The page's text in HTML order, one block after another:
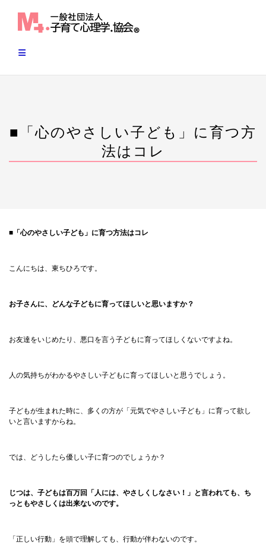
■「心のやさしい子ども」に育つ方
法はコレ
■「心のやさしい子ども」に育つ方法はコレ
こんにちは、東ちひろです。
お子さんに、どんな子どもに育ってほしいと思いますか？
お友達をいじめたり、悪口を言う子どもに育ってほしくないですよね。
人の気持ちがわかるやさしい子どもに育ってほしいと思うでしょう。
子どもが生まれた時に、多くの方が「元気でやさしい子ども」に育って欲し
いと言いますからね。
では、どうしたら優しい子に育つのでしょうか？
じつは、子どもは百万回「人には、やさしくしなさい！」と言われても、ち
っともやさしくは出来ないのです。
「正しい行動」を頭で理解しても、行動が伴わないのです。